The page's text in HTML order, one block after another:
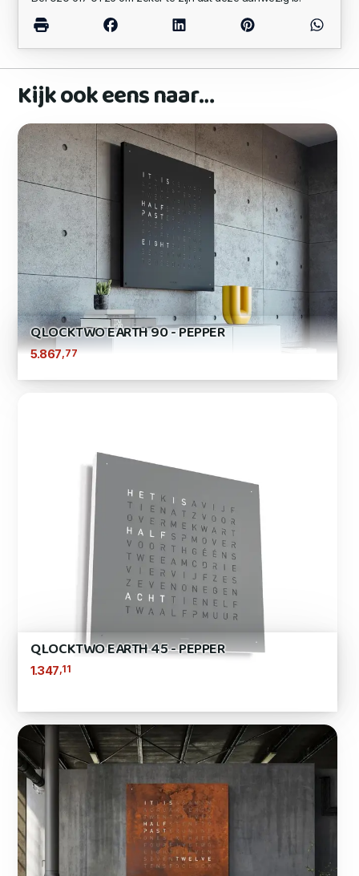
Kijk ook eens naar…
QLOCKTWO EARTH 90 - PEPPER
5.867,77
QLOCKTWO EARTH 45 - PEPPER
1.347,11